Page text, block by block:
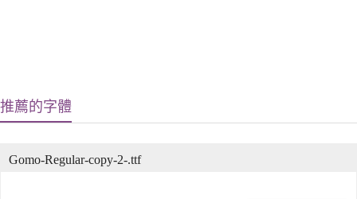
推薦的字體
Gomo-Regular-copy-2-.ttf